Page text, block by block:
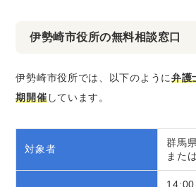
伊勢崎市役所の無料相談窓口
伊勢崎市役所では、以下のように弁護
期開催しています。
対象者
群馬
また